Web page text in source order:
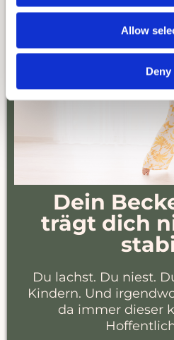
Allow
Deny
Dein
trägt dich
Du lachst. Du niest.
Kindern. Und
da immer dieser